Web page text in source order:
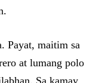
Payat, maitim sa
at lumang polo